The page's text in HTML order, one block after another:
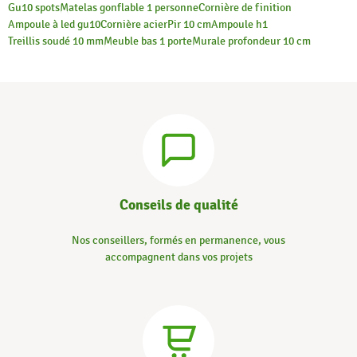
Gu10 spotsMatelas gonflable 1 personneCornière de finition
Ampoule à led gu10Cornière acierPir 10 cmAmpoule h1
Treillis soudé 10 mmMeuble bas 1 porteMurale profondeur 10 cm
Conseils de qualité
Nos conseillers, formés en permanence, vous
accompagnent dans vos projets